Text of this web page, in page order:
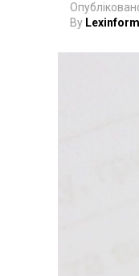
By Lexinform